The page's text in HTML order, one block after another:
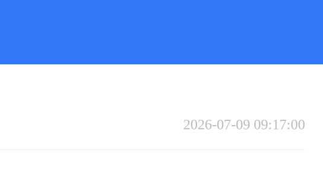
2026-07-09 09:17:00